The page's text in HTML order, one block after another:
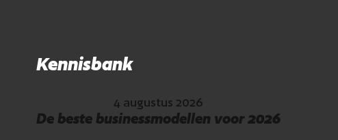
Kennisbank
4 augustus 2026
De beste businessmodellen voor 2026